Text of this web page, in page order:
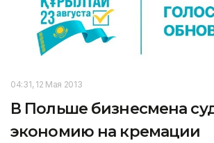
04:31, 12 Мая 2013
В Польше бизнесмена
экономию на кремации